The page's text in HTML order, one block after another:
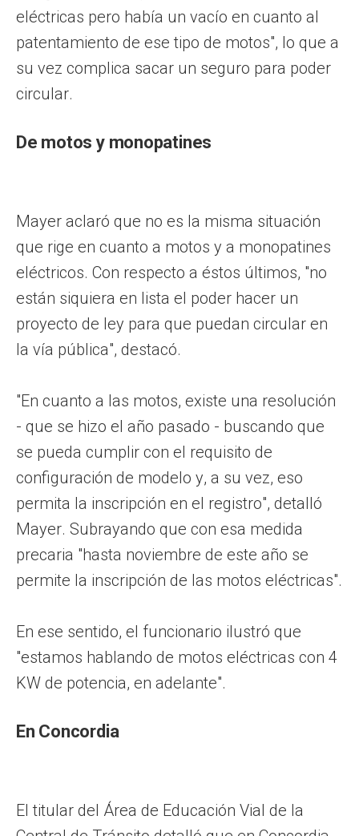
eléctricas pero había un vacío en cuanto al
patentamiento de ese tipo de motos", lo que a
su vez complica sacar un seguro para poder
circular.
De motos y monopatines
Mayer aclaró que no es la misma situación
que rige en cuanto a motos y a monopatines
eléctricos. Con respecto a éstos últimos, "no
están siquiera en lista el poder hacer un
proyecto de ley para que puedan circular en
la vía pública", destacó.
"En cuanto a las motos, existe una resolución
- que se hizo el año pasado - buscando que
se pueda cumplir con el requisito de
configuración de modelo y, a su vez, eso
permita la inscripción en el registro", detalló
Mayer. Subrayando que con esa medida
precaria "hasta noviembre de este año se
permite la inscripción de las motos eléctricas".
En ese sentido, el funcionario ilustró que
"estamos hablando de motos eléctricas con 4
KW de potencia, en adelante".
En Concordia
El titular del Área de Educación Vial de la